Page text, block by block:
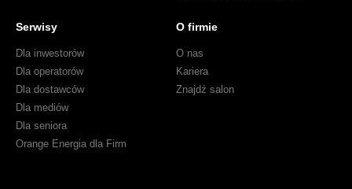
Serwisy
Dla inwestorów
Dla operatorów
Dla dostawców
Dla mediów
Dla seniora
Orange Energia dla Firm
O firmie
O nas
Kariera
Znajdź salon